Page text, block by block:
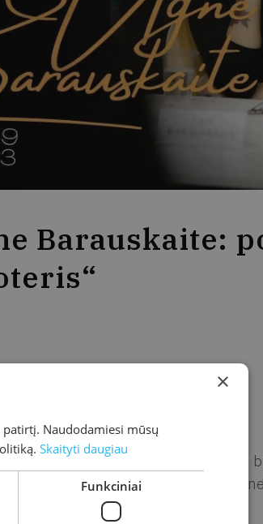
Barauskaite:
Ugnė Barauskaitė! Šiuo renginiu
lietuvių literatūroje įtaka
×
Naudodamiesi mūsų
Skaityti daugiau
Funkciniai